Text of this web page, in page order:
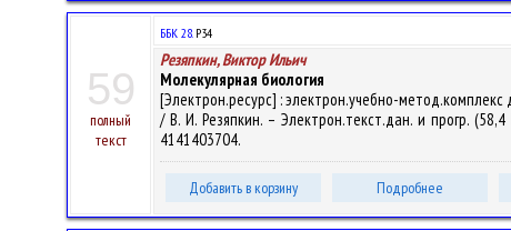
59
полный
текст
ББК 28.Р34
Резяпкин, Виктор Ильич
Молекулярная биология
[Электрон.ресурс] : электрон.учебно-метод.комплекс
/ В. И. Резяпкин. – Электрон.текст.дан. и прогр.
4141403704.
Добавить в корзину Подробнее